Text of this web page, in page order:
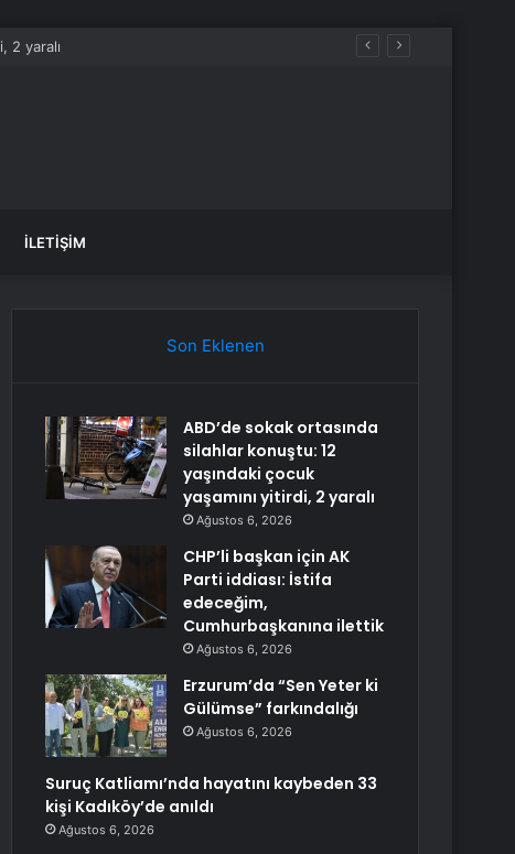
İLETIŞIM
Son Eklenen
ABD’de sokak ortasında
silahlar konuştu: 12
yaşındaki çocuk
yaşamını yitirdi, 2 yaralı
Ağustos 6, 2026
CHP’li başkan için AK
Parti iddiası: İstifa
edeceğim,
Cumhurbaşkanına ilettik
Ağustos 6, 2026
Erzurum’da “Sen Yeter ki
Gülümse” farkındalığı
Ağustos 6, 2026
Suruç Katliamı’nda hayatını kaybeden 33
kişi Kadıköy’de anıldı
Ağustos 6, 2026